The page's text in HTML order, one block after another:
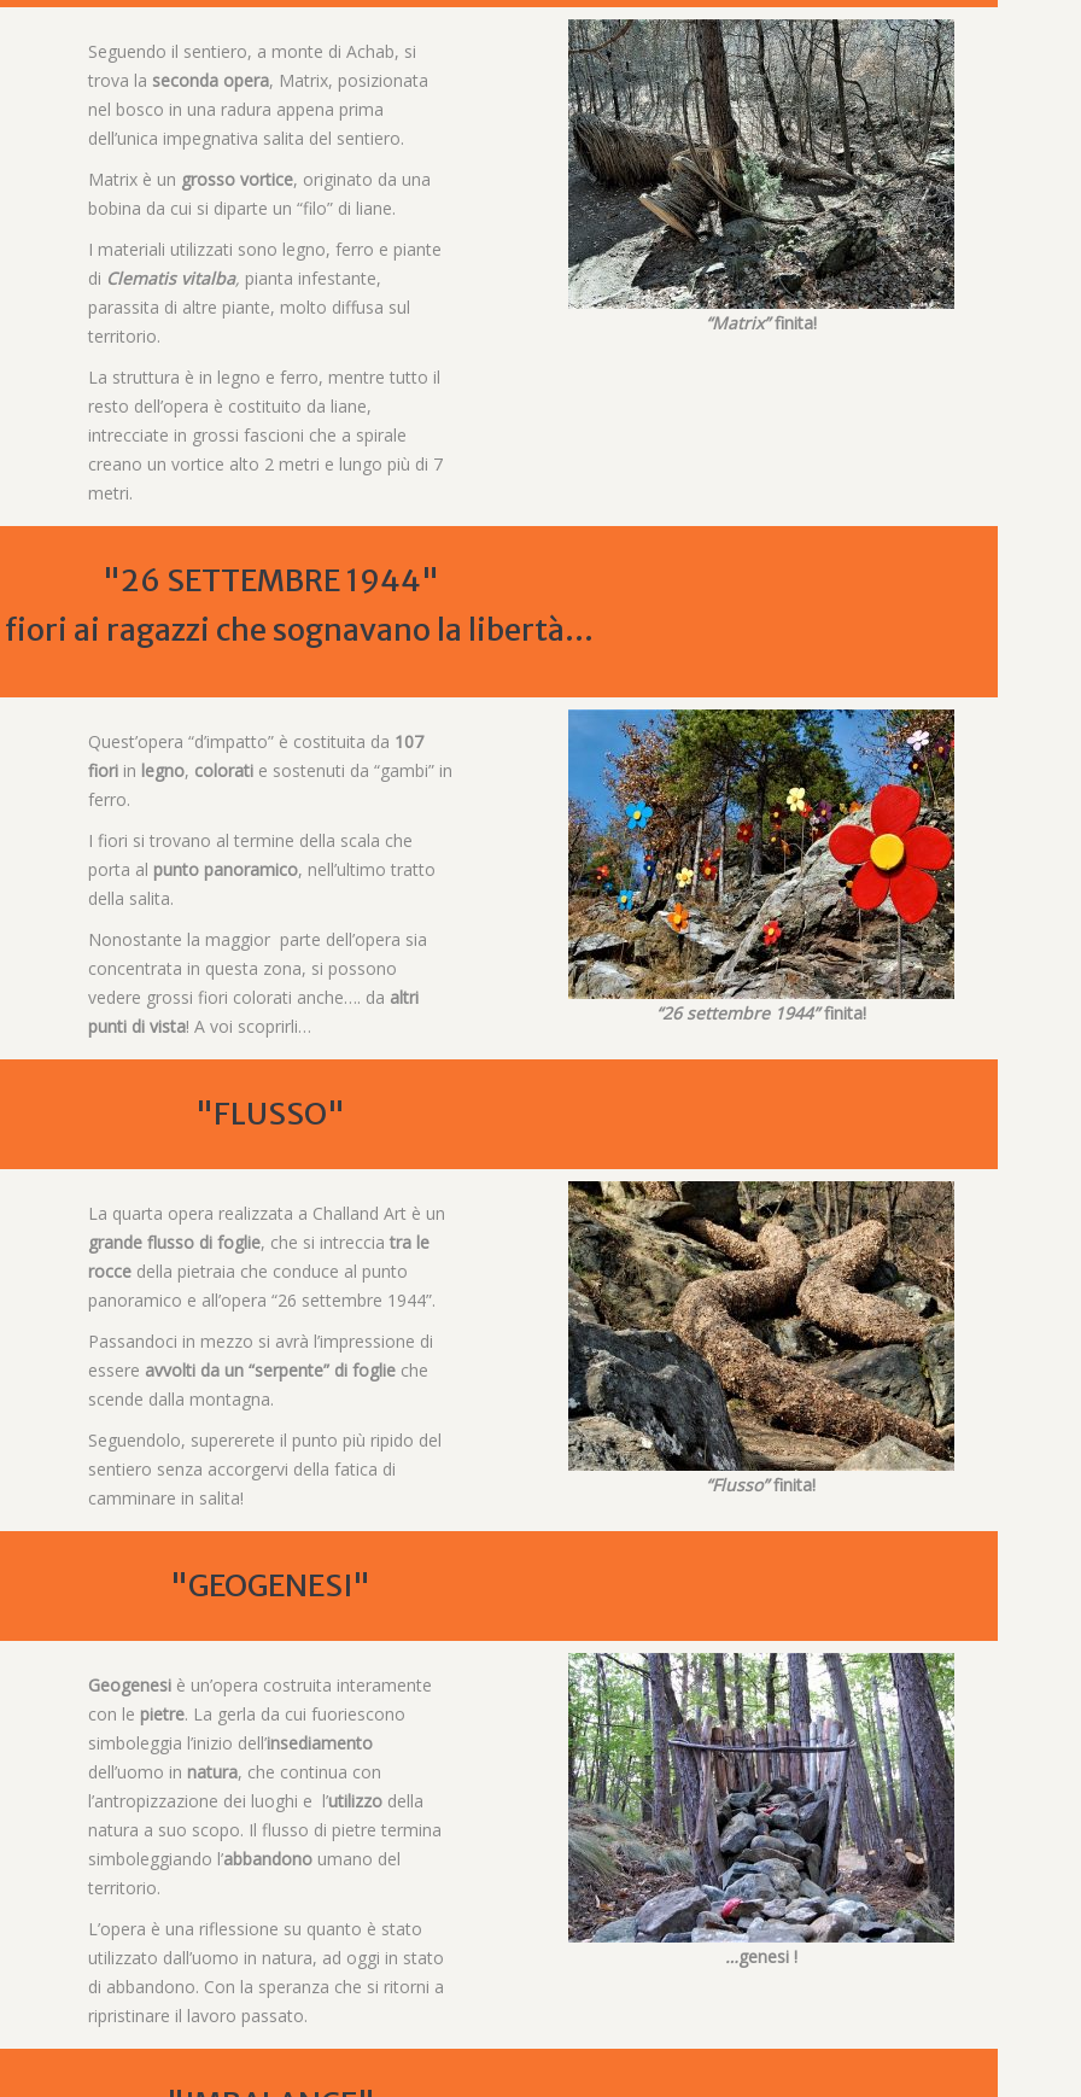
Seguendo il sentiero, a monte di Achab, si
trova la seconda opera, Matrix, posizionata
nel bosco in una radura appena prima
dell’unica impegnativa salita del sentiero.
Matrix è un grosso vortice, originato da una
bobina da cui si diparte un “filo” di liane.
I materiali utilizzati sono legno, ferro e piante
di Clematis vitalba, pianta infestante,
parassita di altre piante, molto diffusa sul
territorio.
La struttura è in legno e ferro, mentre tutto il
resto dell’opera è costituito da liane,
intrecciate in grossi fascioni che a spirale
creano un vortice alto 2 metri e lungo più di 7
metri.
“Matrix”finita!
"26 SETTEMBRE 1944"
fiori ai ragazzi che sognavano la libertà...
Quest’opera “d’impatto” è costituita da 107
fioriin legno, coloratie sostenuti da “gambi” in
ferro.
I fiori si trovano al termine della scala che
porta al punto panoramico, nell’ultimo tratto
della salita.
Nonostante la maggior parte dell’opera sia
concentrata in questa zona, si possono
vedere grossi fiori colorati anche…. da altri
punti di vista! A voi scoprirli…
“26 settembre 1944”finita!
"FLUSSO"
La quarta opera realizzata a Challand Art è un
grande flusso di foglie, che si intrecciatra le
roccedella pietraia che conduce al punto
panoramico e all’opera “26 settembre 1944”.
Passandoci in mezzo si avrà l’impressione di
essere avvolti da un “serpente” di foglieche
scende dalla montagna.
Seguendolo, supererete il punto più ripido del
sentiero senza accorgervi della fatica di
camminare in salita!
“Flusso”finita!
"GEOGENESI"
Geogenesiè un’opera costruita interamente
con le pietre. La gerla da cui fuoriescono
simboleggia l’inizio dell’insediamento
dell’uomo in natura, che continua con
l’antropizzazione dei luoghi e l’utilizzodella
natura a suo scopo. Il flusso di pietre termina
simboleggiando l’abbandonoumano del
territorio.
L’opera è una riflessione su quanto è stato
utilizzato dall’uomo in natura, ad oggi in stato
di abbandono. Con la speranza che si ritorni a
ripristinare il lavoro passato.
…genesi !